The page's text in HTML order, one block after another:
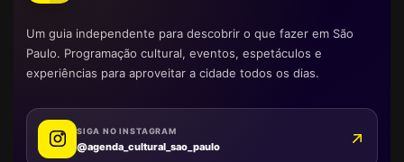
Um guia independente para descobrir o que fazer em São
Paulo. Programação cultural, eventos, espetáculos e
experiências para aproveitar a cidade todos os dias.
SIGA NO INSTAGRAM
@agenda_cultural_sao_paulo